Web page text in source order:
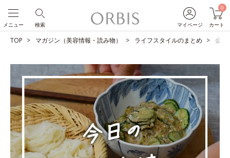
マイページ
0
カート
検索
メニュー
TOP マガジン（美容情報・読み物） ライフスタイルのまとめ 金ゴ